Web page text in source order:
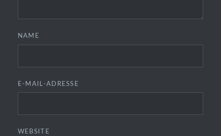
NAME
E-MAIL-ADRESSE
WEBSITE